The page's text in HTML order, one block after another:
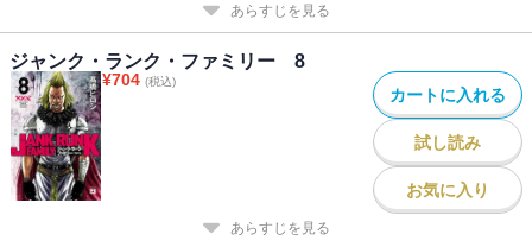
あらすじを見る
ジャンク・ランク・ファミリー 8
¥704 (税込)
カートに入れる
試し読み
お気に入り
あらすじを見る